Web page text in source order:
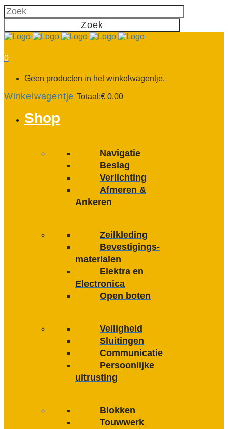
0
Geen producten in het winkelwagentje.
Winkelwagentje Totaal:€ 0,00
Shop
Navigatie
Beslag
Verlichting
Afmeren &
Ankeren
Zeilkleding
Bevestigings­­
materialen
Elektra en
Electronica
Open boten
Veiligheid
Sluitingen
Communicatie
Persoonlijke
uitrusting
Blokken
Touwwerk